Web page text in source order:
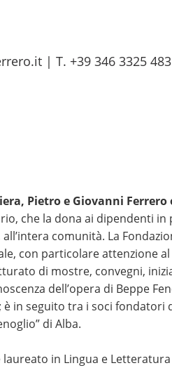
| T. +39 346 3325 483
Pietro e Giovanni Ferrero
che la dona ai dipendenti
comunità. La
con particolare attenzione
di mostre, convegni,
dell’opera di Beppe
in seguito tra i soci fondatori
di Alba.
laureato in Lingua e